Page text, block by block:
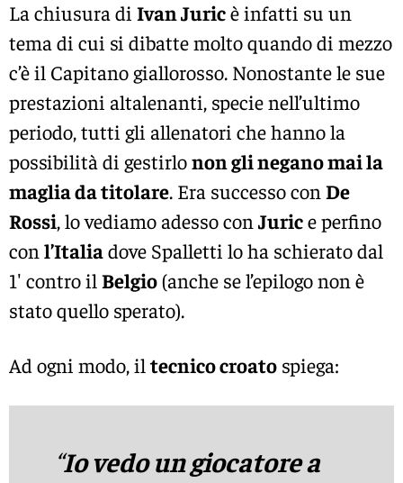
La chiusura di Ivan Juricè infatti su un
tema di cui si dibatte molto quando di mezzo
c’è il Capitano giallorosso. Nonostante le sue
prestazioni altalenanti, specie nell’ultimo
periodo, tutti gli allenatori che hanno la
possibilità di gestirlonon gli negano mai la
maglia da titolare. Era successo con De
Rossi, lo vediamo adesso con Jurice perfino
con l’Italiadove Spalletti lo ha schierato dal
1′ contro il Belgio(anche se l’epilogo non è
stato quello sperato).
Ad ogni modo, il tecnico croato spiega:
“Io vedo un giocatore a